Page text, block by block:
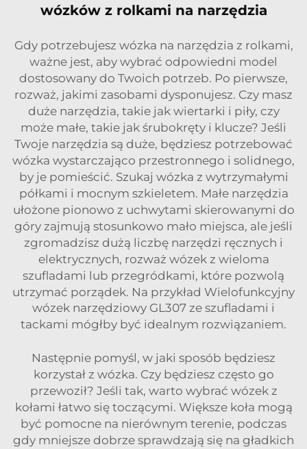
wózków z rolkami na narzędzia
Gdy potrzebujesz wózka na narzędzia z rolkami,
ważne jest, aby wybrać odpowiedni model
dostosowany do Twoich potrzeb. Po pierwsze,
rozważ, jakimi zasobami dysponujesz. Czy masz
duże narzędzia, takie jak wiertarki i piły, czy
może małe, takie jak śrubokręty i klucze? Jeśli
Twoje narzędzia są duże, będziesz potrzebować
wózka wystarczająco przestronnego i solidnego,
by je pomieścić. Szukaj wózka z wytrzymałymi
półkami i mocnym szkieletem. Małe narzędzia
ułożone pionowo z uchwytami skierowanymi do
góry zajmują stosunkowo mało miejsca, ale jeśli
zgromadzisz dużą liczbę narzędzi ręcznych i
elektrycznych, rozważ wózek z wieloma
szufladami lub przegródkami, które pozwolą
utrzymać porządek. Na przykład Wielofunkcyjny
wózek narzędziowy GL307 ze szufladami i
tackami mógłby być idealnym rozwiązaniem.
Następnie pomyśl, w jaki sposób będziesz
korzystał z wózka. Czy będziesz często go
przewoził? Jeśli tak, warto wybrać wózek z
kołami łatwo się toczącymi. Większe koła mogą
być pomocne na nierównym terenie, podczas
gdy mniejsze dobrze sprawdzają się na gładkich